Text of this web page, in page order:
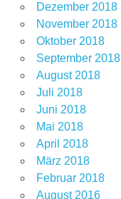
Dezember 2018
November 2018
Oktober 2018
September 2018
August 2018
Juli 2018
Juni 2018
Mai 2018
April 2018
März 2018
Februar 2018
August 2016